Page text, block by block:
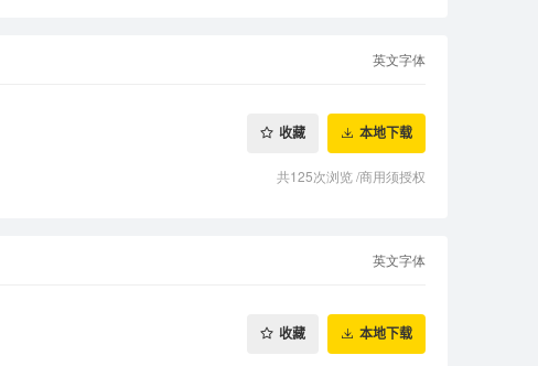
英文字体
收藏 本地下载
共125次浏览/商用须授权
英文字体
收藏 本地下载